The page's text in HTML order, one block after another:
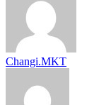
Changi.MKT